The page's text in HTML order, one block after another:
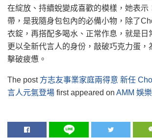
在綻放、持續蛻變成喜歡的模樣，她表示
帶，是我隨身包包內的必備小物，除了
衣錠，再搭配多喝水、正常作息，就是日
更以全新代言人的身份，敲破巧克力蛋，
擊破疲憊。
The post 方志友事業家庭兩得意 新任
言人元氣登場 first appeared on AMM 娛